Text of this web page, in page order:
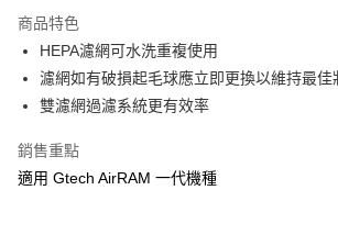
合作金庫商業銀行
華南商業銀行
上海商業儲蓄銀行
台北富邦商
國泰世華商業銀行
匯豐（台灣）商業銀行
聯邦商業銀行
6 期 0 利率 每期
華南商業銀行
彰化商業銀
上海商業儲蓄銀行
臺灣中小企業銀行
匯豐（台灣）商業銀行
LINE Pay
Apple Pay
悠遊付
商品特色
HEPA濾網可水洗重複使用
濾網如有破損起毛球應立即更換以維持最佳
雙濾網過濾系統更有效率
銷售重點
適用 Gtech AirRAM 一代機種